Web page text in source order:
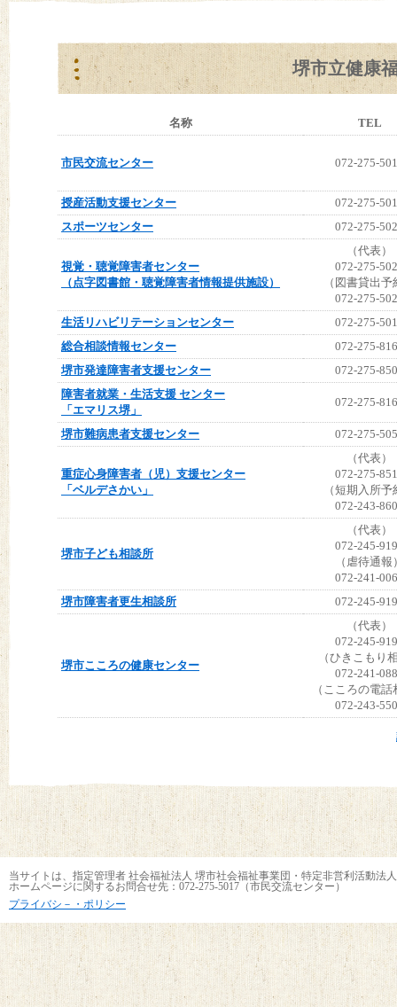
堺市立健康
名称 TEL
市民交流センター 072-275-
授産活動支援センター
072-275-
スポーツセンター
072-275-
視覚・聴覚障害者センター
（点字図書館・聴覚障害者情報提供施設）
（代表）
072-275-
（図書貸出予
072-275-
生活リハビリテーションセンター
072-275-
総合相談情報センター
072-275-
堺市発達障害者支援センター
072-275-
障害者就業・生活支援 センター
「エマリス堺」
072-275-
堺市難病患者支援センター 072-275-
重症心身障害者（児）支援センター
「ベルデさかい」
（代表）
072-275-
（短期入所予
072-243-
堺市子ども相談所
（代表）
072-245-
（虐待通報
072-241-
堺市障害者更生相談所
072-245-
堺市こころの健康センター
（代表）
072-245-
（ひきこもり
072-241-
（こころの電
072-243-
当サイトは、指定管理者 社会福祉法人 堺市社会福祉事業団・特定非営利活動
ホームページに関するお問合せ先：072-275-5017（市民交流センター）
プライバシ－・ポリシー